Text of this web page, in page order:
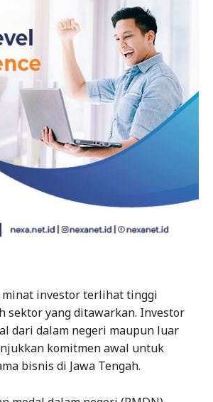
minat investor terlihat tinggi
sektor yang ditawarkan. Investor
dari dalam negeri maupun luar
komitmen awal untuk
bisnis di Jawa Tengah.